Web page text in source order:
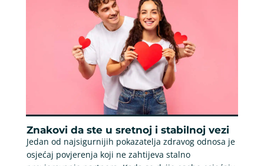
Znakovi da ste u sretnoj i stabilnoj vezi
Jedan od najsigurnijih pokazatelja zdravog odnosa je
osjećaj povjerenja koji ne zahtijeva stalno